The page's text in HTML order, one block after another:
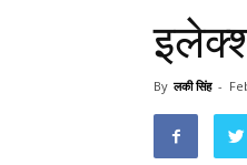
By लकी सिंह -